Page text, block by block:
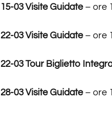
15-03 Visite Guidate – ore
22-03 Visite Guidate– ore
22-03 Tour Biglietto
28-03 Visite Guidate– ore